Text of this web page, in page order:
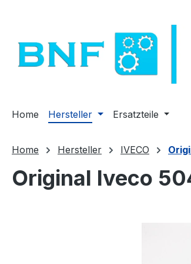
Home Hersteller Ersatzteile
Home Hersteller IVECO
Original Iveco